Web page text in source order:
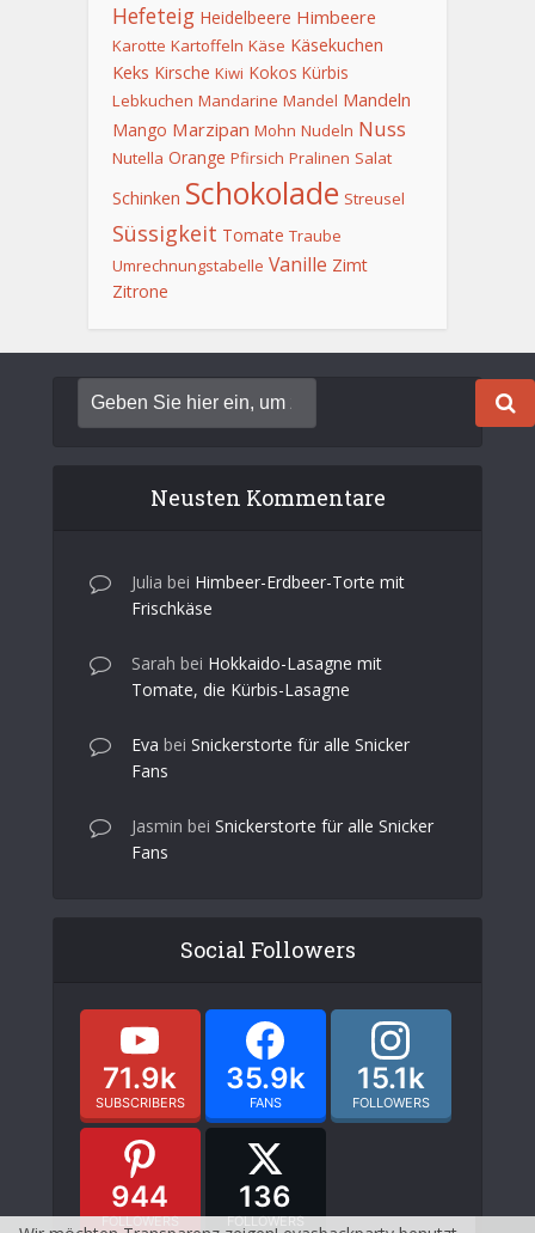
Hefeteig Heidelbeere Himbeere
Karotte Kartoffeln Käse Käsekuchen
Keks Kirsche Kiwi Kokos Kürbis
Lebkuchen Mandarine Mandel Mandeln
Mango Marzipan Mohn Nudeln Nuss
Nutella Orange Pfirsich Pralinen Salat
Schinken Schokolade Streusel
Süssigkeit Tomate Traube
Umrechnungstabelle Vanille Zimt
Zitrone
Neusten Kommentare
Julia bei Himbeer-Erdbeer-Torte mit
Frischkäse
Sarah bei Hokkaido-Lasagne mit
Tomate, die Kürbis-Lasagne
Eva bei Snickerstorte für alle Snicker
Fans
Jasmin bei Snickerstorte für alle Snicker
Fans
Social Followers
71.9k
SUBSCRIBERS
35.9k
FANS
15.1k
FOLLOWERS
944
FOLLOWERS
136
FOLLOWERS